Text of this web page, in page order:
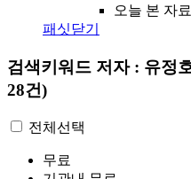
오늘 본 자
패싯닫기
검색키워드 저자 : 유정
28건)
전체선택
무료